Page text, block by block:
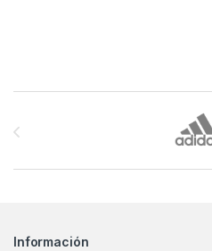
Información